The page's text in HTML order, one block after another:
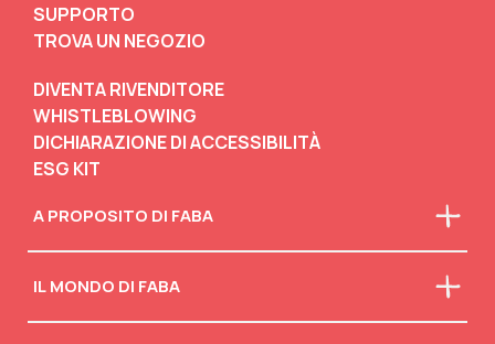
SUPPORTO
TROVA UN NEGOZIO
DIVENTA RIVENDITORE
WHISTLEBLOWING
DICHIARAZIONE DI ACCESSIBILITÀ
ESG KIT
A PROPOSITO DI FABA
La nostra mission
Faba in classe
IL MONDO DI FABA